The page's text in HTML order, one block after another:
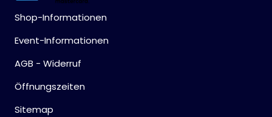
Shop-Informationen
Event-Informationen
AGB - Widerruf
Öffnungszeiten
Sitemap